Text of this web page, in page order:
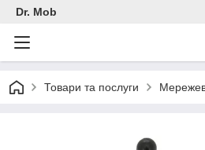
Dr. Mob
Товари та послуги